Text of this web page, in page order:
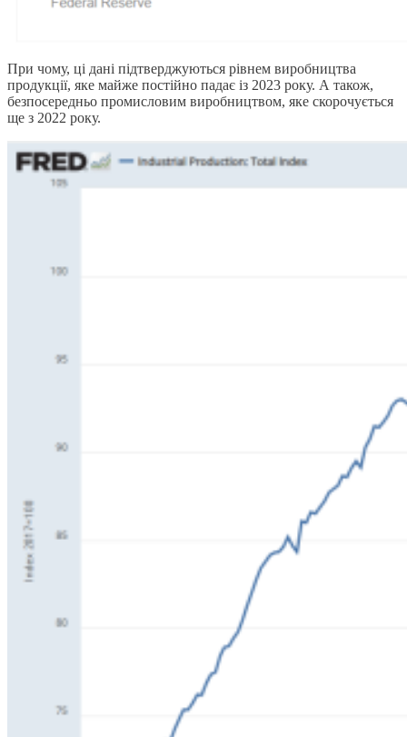
При чому, ці дані підтверджуються рівнем виробництва
продукції, яке майже постійно падає із 2023 року. А також,
безпосередньо промисловим виробництвом, яке скорочується
ще з 2022 року.